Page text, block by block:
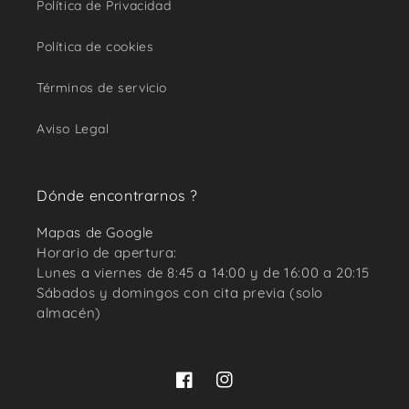
Política de Privacidad
Política de cookies
Términos de servicio
Aviso Legal
Dónde encontrarnos ?
Mapas de Google
Horario de apertura:
Lunes a viernes de 8:45 a 14:00 y de 16:00 a 20:15
Sábados y domingos con cita previa (solo
almacén)
FacebookInstagram